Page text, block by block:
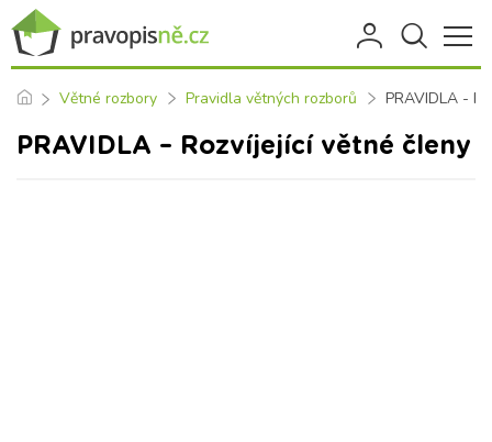
Větné rozbory Pravidla větných rozborů PRAVIDLA -
PRAVIDLA – Rozvíjející větné členy